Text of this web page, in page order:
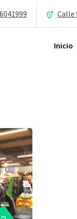
Calle
Inicio